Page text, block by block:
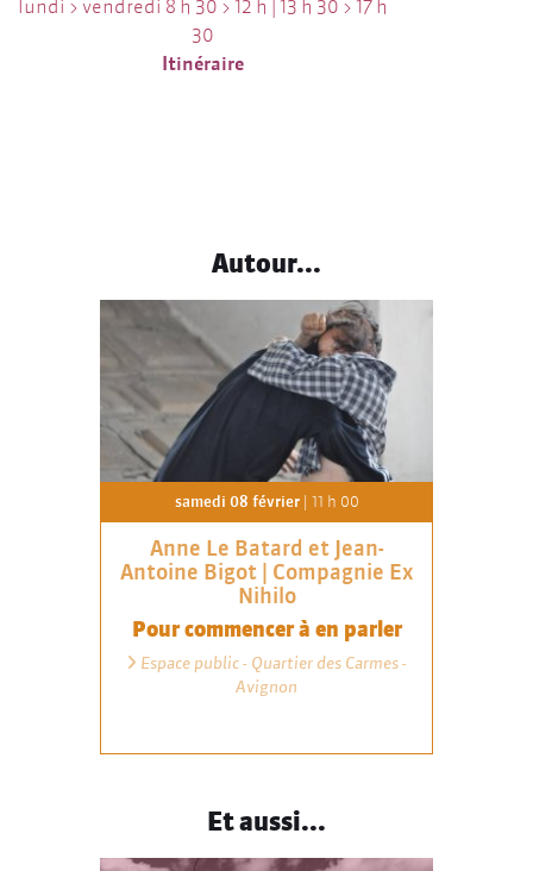
lundi > vendredi 8 h 30 > 12 h | 13 h 30 > 17 h
30
Itinéraire
Autour...
samedi 08 février| 11 h 00
Anne Le Batard et Jean-
Antoine Bigot | Compagnie Ex
Nihilo
Pour commencer à en parler
Espace public - Quartier des Carmes -
Avignon
Et aussi...